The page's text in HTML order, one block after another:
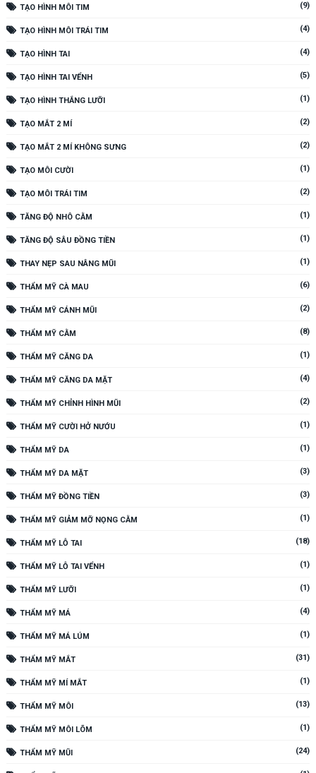
TẠO HÌNH MÔI TIM (9)
TẠO HÌNH MÔI TRÁI TIM (4)
TẠO HÌNH TAI (4)
TẠO HÌNH TAI VỂNH (5)
TẠO HÌNH THẮNG LƯỠI (1)
TẠO MẮT 2 MÍ (2)
TẠO MẮT 2 MÍ KHÔNG SƯNG (2)
TẠO MÔI CƯỜI (1)
TẠO MÔI TRÁI TIM (2)
TĂNG ĐỘ NHÔ CẰM (1)
TĂNG ĐỘ SÂU ĐỒNG TIỀN (1)
THAY NẸP SAU NÂNG MŨI (1)
THẨM MỸ CÀ MAU (6)
THẨM MỸ CÁNH MŨI (2)
THẨM MỸ CẰM (8)
THẨM MỸ CĂNG DA (1)
THẨM MỸ CĂNG DA MẶT (4)
THẨM MỸ CHỈNH HÌNH MŨI (2)
THẨM MỸ CƯỜI HỞ NƯỚU (1)
THẨM MỸ DA (1)
THẨM MỸ DA MẶT (3)
THẨM MỸ ĐỒNG TIỀN (3)
THẨM MỸ GIẢM MỠ NỌNG CẰM (1)
THẨM MỸ LỖ TAI (18)
THẨM MỸ LỖ TAI VỂNH (1)
THẨM MỸ LƯỠI (1)
THẨM MỸ MÁ (4)
THẨM MỸ MÁ LÚM (1)
THẨM MỸ MẮT (31)
THẨM MỸ MÍ MẮT (1)
THẨM MỸ MÔI (13)
THẨM MỸ MÔI LÕM (1)
THẨM MỸ MŨI (24)